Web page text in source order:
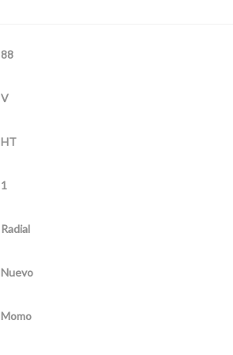
88
V
HT
1
Radial
Nuevo
Momo